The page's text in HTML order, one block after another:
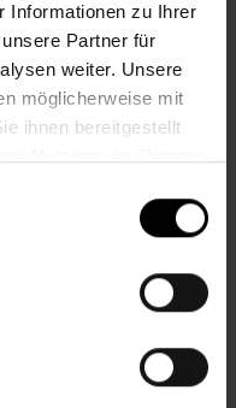
Informationen zu Ihrer
Partner für
weiter. Unsere
möglicherweise mit
ihnen bereitgestellt
16